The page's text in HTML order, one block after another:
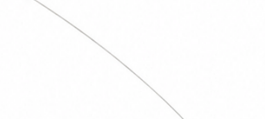
Hijyen nedeniyle takı ürünlerinde iade geçerli değildir.